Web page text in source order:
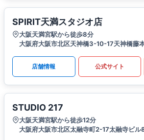
SPIRIT天満スタジオ店
大阪天満宮駅から徒歩8分
大阪府大阪市北区天神橋3-10-17天神橋藤
店舗情報 公式サイト
STUDIO 217
大阪天満宮駅から徒歩12分
大阪府大阪市北区太融寺町2-17太融寺ビル